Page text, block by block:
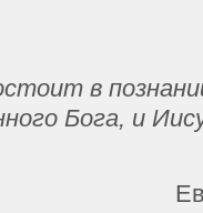
в
Бога, и